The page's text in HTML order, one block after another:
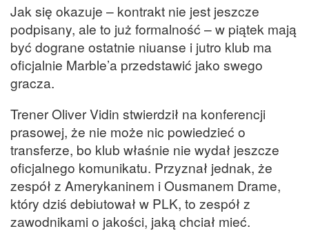
Jak się okazuje – kontrakt nie jest jeszcze
podpisany, ale to już formalność – w piątek mają
być dograne ostatnie niuanse i jutro klub ma
oficjalnie Marble’a przedstawić jako swego
gracza.
Trener Oliver Vidin stwierdził na konferencji
prasowej, że nie może nic powiedzieć o
transferze, bo klub właśnie nie wydał jeszcze
oficjalnego komunikatu. Przyznał jednak, że
zespół z Amerykaninem i Ousmanem Drame,
który dziś debiutował w PLK, to zespół z
zawodnikami o jakości, jaką chciał mieć.